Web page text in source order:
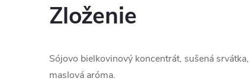
Zloženie
Sójovo bielkovinový koncentrát, sušená
maslová aróma.